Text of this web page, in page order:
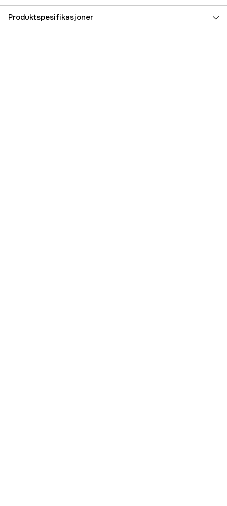
Produktspesifikasjoner